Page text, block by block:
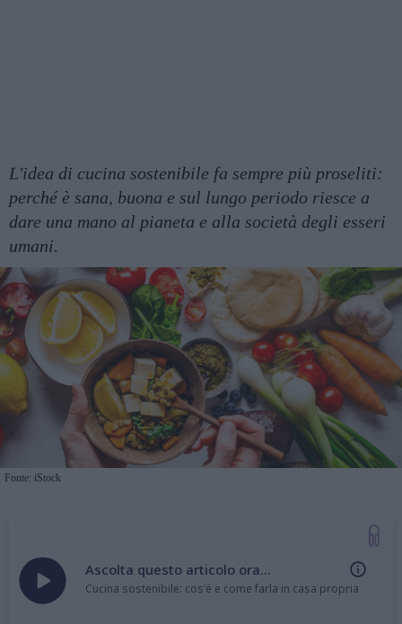
L'idea di cucina sostenibile fa sempre più proseliti:
perché è sana, buona e sul lungo periodo riesce a
dare una mano al pianeta e alla società degli esseri
umani.
Fonte: iStock
Ascolta questo articolo ora...
Cucina sostenibile: cos'è e come farla in casa propria